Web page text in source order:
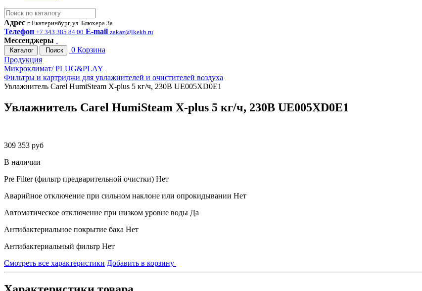
Адрес г. Екатеринбург, ул. Блюхера 3а
Телефон +7 343 385 84 00 E-mail zakaz@lkekb.ru
Мессенджеры
Каталог Поиск 0 Корзина
Продукция
Микроклимат/ PLUG&PLAY
Фильтры и картриджи для увлажнителей и очистителей воздуха
Увлажнитель Carel HumiSteam X-plus 5 кг/ч, 230В UE005XD0E1
Увлажнитель Carel HumiSteam X-plus 5 кг/ч, 230В UE005XD0E1
309 353 руб
В наличии
Pre Filter (фильтр предварительной очистки) Нет
Аварийное отключение при сильном наклоне или опрокидывании Нет
Автоматическое отключение при низком уровне воды Да
Антибактериальное покрытие бака Нет
Антибактериальный фильтр Нет
Смотреть все характеристики Добавить в корзину